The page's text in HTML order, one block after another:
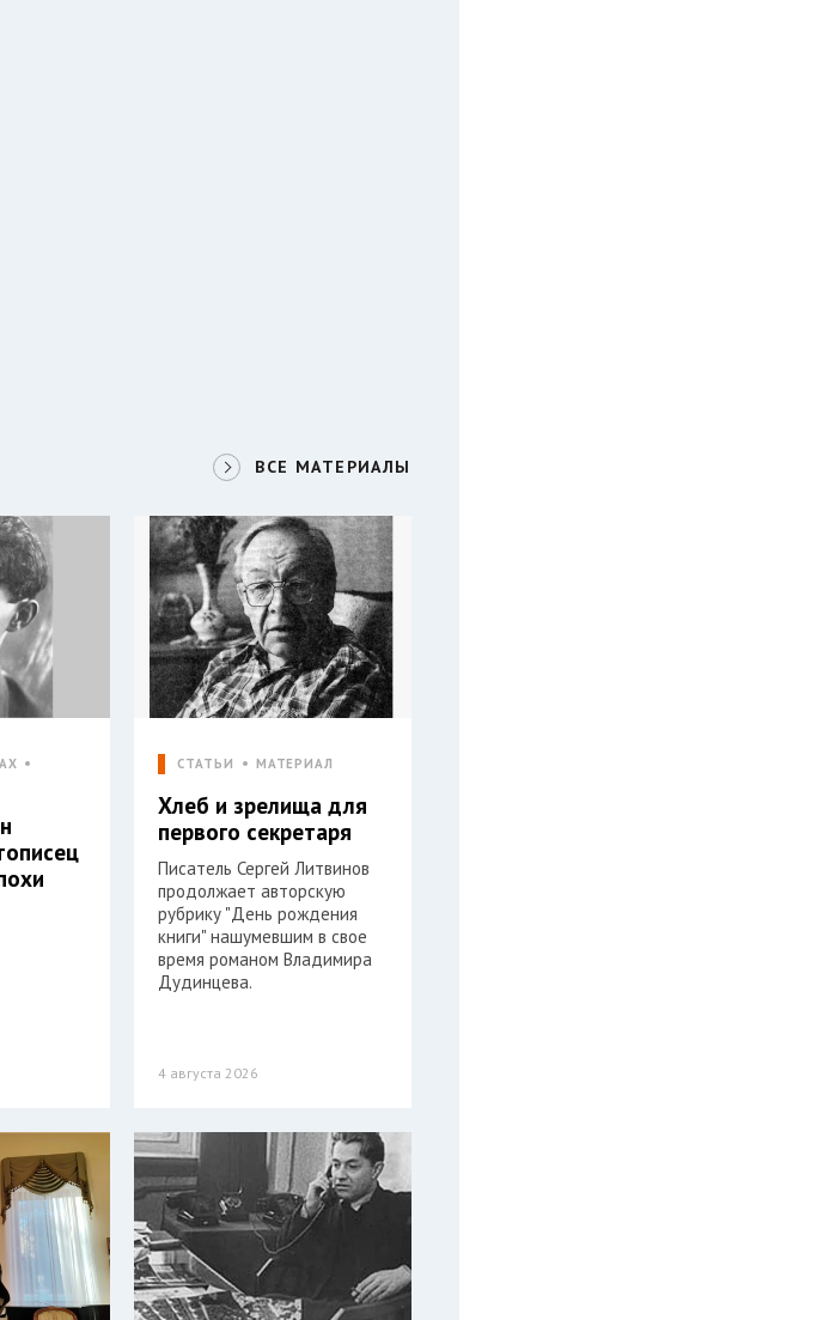
ВСЕ МАТЕРИАЛЫ
СТАТЬИ МАТЕРИАЛ
Хлеб и зрелища для
первого секретаря
Писатель Сергей Литвинов
продолжает авторскую
рубрику "День рождения
книги" нашумевшим в свое
время романом Владимира
Дудинцева.
4 августа 2026